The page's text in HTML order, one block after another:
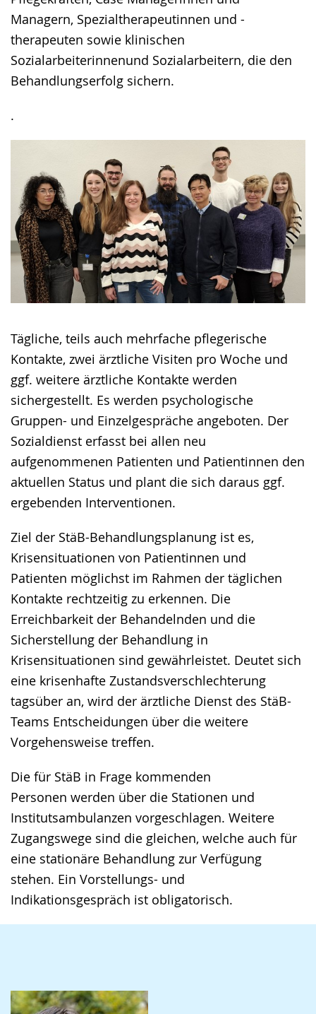
Managern, Spezialtherapeutinnen und -
therapeuten sowie klinischen
Sozialarbeiterinnenund Sozialarbeitern, die den
Behandlungserfolg sichern.
.
Tägliche, teils auch mehrfache pflegerische
Kontakte, zwei ärztliche Visiten pro Woche und
ggf. weitere ärztliche Kontakte werden
sichergestellt. Es werden psychologische
Gruppen- und Einzelgespräche angeboten. Der
Sozialdienst erfasst bei allen neu
aufgenommenen Patienten und Patientinnen den
aktuellen Status und plant die sich daraus ggf.
ergebenden Interventionen.
Ziel der StäB-Behandlungsplanung ist es,
Krisensituationen von Patientinnen und
Patienten möglichst im Rahmen der täglichen
Kontakte rechtzeitig zu erkennen. Die
Erreichbarkeit der Behandelnden und die
Sicherstellung der Behandlung in
Krisensituationen sind gewährleistet. Deutet sich
eine krisenhafte Zustandsverschlechterung
tagsüber an, wird der ärztliche Dienst des StäB-
Teams Entscheidungen über die weitere
Vorgehensweise treffen.
Die für StäB in Frage kommenden
Personen werden über die Stationen und
Institutsambulanzen vorgeschlagen. Weitere
Zugangswege sind die gleichen, welche auch für
eine stationäre Behandlung zur Verfügung
stehen. Ein Vorstellungs- und
Indikationsgespräch ist obligatorisch.